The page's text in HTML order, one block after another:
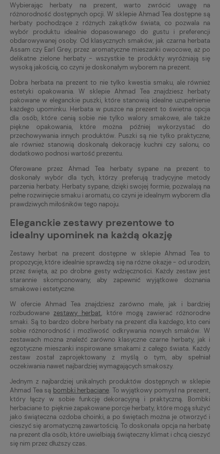
Wybierając herbaty na prezent, warto zwrócić uwagę na
różnorodność dostępnych opcji. W sklepie Ahmad Tea dostępne są
herbaty pochodzące z różnych zakątków świata, co pozwala na
wybór produktu idealnie dopasowanego do gustu i preferencji
obdarowywanej osoby. Od klasycznych smaków, jak czarna herbata
Assam czy Earl Grey, przez aromatyczne mieszanki owocowe, aż po
delikatne zielone herbaty - wszystkie te produkty wyróżniają się
wysoką jakością, co czyni je doskonałym wyborem na prezent.
Dobra herbata na prezent to nie tylko kwestia smaku, ale również
estetyki opakowania. W sklepie Ahmad Tea znajdziesz herbaty
pakowane w eleganckie puszki, które stanowią idealne uzupełnienie
każdego upominku. Herbata w puszce na prezent to świetna opcja
dla osób, które cenią sobie nie tylko walory smakowe, ale także
piękne opakowania, które można później wykorzystać do
przechowywania innych produktów. Puszki są nie tylko praktyczne,
ale również stanowią doskonałą dekorację kuchni czy salonu, co
dodatkowo podnosi wartość prezentu.
Oferowane przez Ahmad Tea herbaty sypane na prezent to
doskonały wybór dla tych, którzy preferują tradycyjne metody
parzenia herbaty. Herbaty sypane, dzięki swojej formie, pozwalają na
pełne rozwinięcie smaku i aromatu, co czyni je idealnym wyborem dla
prawdziwych miłośników tego napoju.
Eleganckie zestawy prezentowe to
idealny upominek na każdą okazję
Zestawy herbat na prezent dostępne w sklepie Ahmad Tea to
propozycje, które idealnie sprawdzą się na różne okazje - od urodzin,
przez święta, aż po drobne gesty wdzięczności. Każdy zestaw jest
starannie skomponowany, aby zapewnić wyjątkowe doznania
smakowe i estetyczne.
W ofercie Ahmad Tea znajdziesz zarówno małe, jak i bardziej
rozbudowanezestawy herbat, które mogą zawierać różnorodne
smaki. Są to bardzo dobre herbaty na prezent dla każdego, kto ceni
sobie różnorodność i możliwość odkrywania nowych smaków. W
zestawach można znaleźć zarówno klasyczne czarne herbaty, jak i
egzotyczne mieszanki inspirowane smakami z całego świata. Każdy
zestaw został zaprojektowany z myślą o tym, aby spełniał
oczekiwania nawet najbardziej wymagających smakoszy.
Jednym z najbardziej unikalnych produktów dostępnych w sklepie
Ahmad Tea są bombki herbaciane. To wyjątkowy pomysł na prezent,
który łączy w sobie funkcję dekoracyjną i praktyczną. Bombki
herbaciane to pięknie zapakowane porcje herbaty, które mogą służyć
jako świąteczna ozdoba choinki, a po świętach można je otworzyć i
cieszyć się aromatyczną zawartością. To doskonała opcja na herbatę
na prezent dla osób, które uwielbiają świąteczny klimat i chcą cieszyć
się nim przez dłuższy czas.